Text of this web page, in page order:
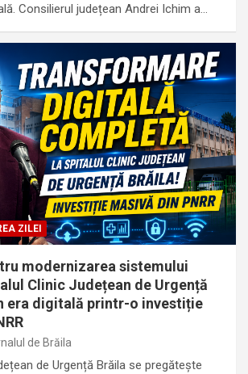
Consilierul județean Andrei Ichim a…
ZILEI
modernizarea sistemului
Clinic Județean de Urgență
era digitală printr-o investiție
de Brăila
de Urgență Brăila se pregătește